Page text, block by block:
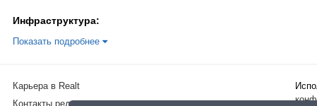
Инфраструктура:
Показать подробнее
Карьера в Realt
Контакты редакции